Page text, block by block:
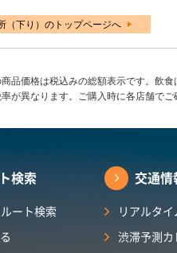
（下り）のトップページへ
品価格は税込みの総額表示です。飲
が異なります。ご購入時に各店舗でご
検索
ート検索
交通情
リアルタ
渋滞予測